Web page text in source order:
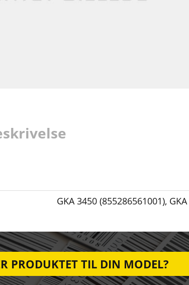
GKA 3450 (855286561001),
PRODUKTET TIL DIN MODEL?